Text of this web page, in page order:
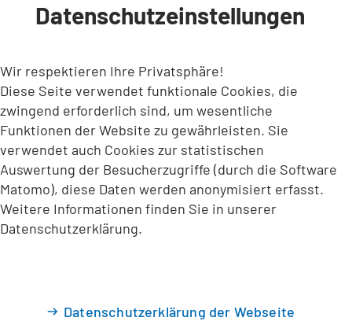
INHALT ANSPRINGEN
Datenschutzeinstellungen
Wir respektieren Ihre Privatsphäre!
Diese Seite verwendet funktionale Cookies, die
zwingend erforderlich sind, um wesentliche
Funktionen der Website zu gewährleisten. Sie
verwendet auch Cookies zur statistischen
Auswertung der Besucherzugriffe (durch die Software
Matomo), diese Daten werden anonymisiert erfasst.
Weitere Informationen finden Sie in unserer
Datenschutzerklärung.
Datenschutzerklärung der Webseite